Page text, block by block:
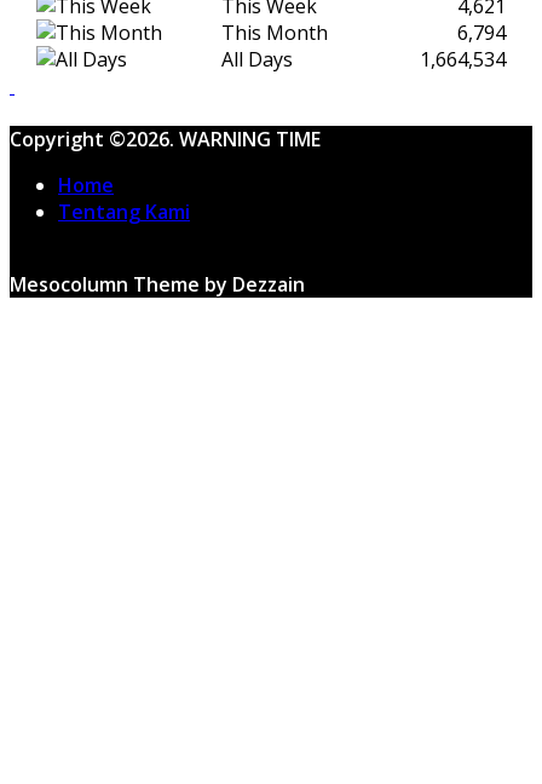
This Week
4,621
This Month
6,794
All Days
1,664,534
Copyright ©2026. WARNING TIME
Home
Tentang Kami
Mesocolumn Theme by Dezzain